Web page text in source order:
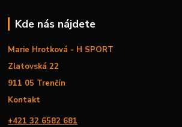
Kde nás nájdete
Marie Hrotková - H SPORT
Zlatovská 22
911 05 Trenčín
Kontakt
+421 32 6582 681